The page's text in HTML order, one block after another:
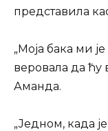
представила
„Моја бака ми
веровала да ћу
Аманда.
„Једном, када